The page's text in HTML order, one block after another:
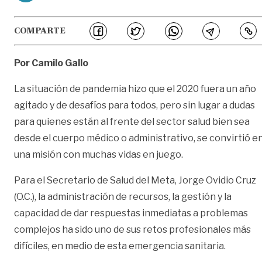
COMPARTE
Por Camilo Gallo
La situación de pandemia hizo que el 2020 fuera un año
agitado y de desafíos para todos, pero sin lugar a dudas
para quienes están al frente del sector salud bien sea
desde el cuerpo médico o administrativo, se convirtió
una misión con muchas vidas en juego.
Para el Secretario de Salud del Meta, Jorge Ovidio Cruz
(O.C.), la administración de recursos, la gestión y la
capacidad de dar respuestas inmediatas a problemas
complejos ha sido uno de sus retos profesionales más
difíciles, en medio de esta emergencia sanitaria.